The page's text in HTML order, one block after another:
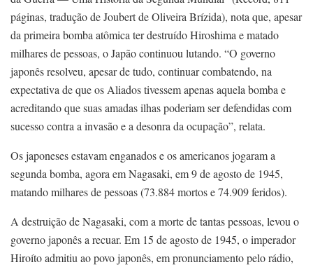
páginas, tradução de Joubert de Oliveira Brízida), nota que, apesar
da primeira bomba atômica ter destruído Hiroshima e matado
milhares de pessoas, o Japão continuou lutando. “O governo
japonês resolveu, apesar de tudo, continuar combatendo, na
expectativa de que os Aliados tivessem apenas aquela bomba e
acreditando que suas amadas ilhas poderiam ser defendidas com
sucesso contra a invasão e a desonra da ocupação”, relata.
Os japoneses estavam enganados e os americanos jogaram a
segunda bomba, agora em Nagasaki, em 9 de agosto de 1945,
matando milhares de pessoas (73.884 mortos e 74.909 feridos).
A destruição de Nagasaki, com a morte de tantas pessoas, levou o
governo japonês a recuar. Em 15 de agosto de 1945, o imperador
Hiroíto admitiu ao povo japonês, em pronunciamento pelo rádio,